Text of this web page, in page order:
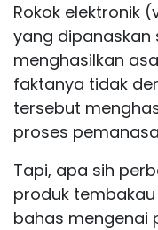
Rokok elektronik
yang dipanaskan
menghasilkan
faktanya tidak
tersebut
proses
Tapi, apa sih
produk
bahas mengenai